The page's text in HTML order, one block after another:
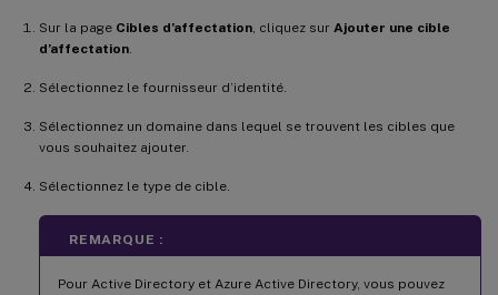
Sur la page Cibles d’affectation , cliquez sur Ajouter une cible
d’affectation
Sélectionnez le fournisseur d’identité.
Sélectionnez un domaine dans lequel se trouvent les cibles que
vous souhaitez ajouter.
Sélectionnez le type de cible.
REMARQUE :
Pour Active Directory et Azure Active Directory, vous pouvez